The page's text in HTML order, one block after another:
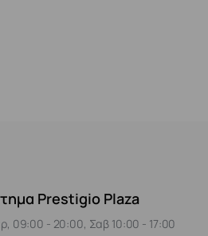
Prestigio Plaza
09:00 - 20:00, Σαβ 10:00 - 17:00